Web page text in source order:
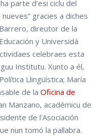
parte d’esi ciclu del
gracies a diches
direutor de la
y Universidá
celebraes esta
Institutu. Xunto a él,
Llingüística; María
de la Oficina de
Manzano, académicu de
de l'Asociación
nun tomó la pallabra.